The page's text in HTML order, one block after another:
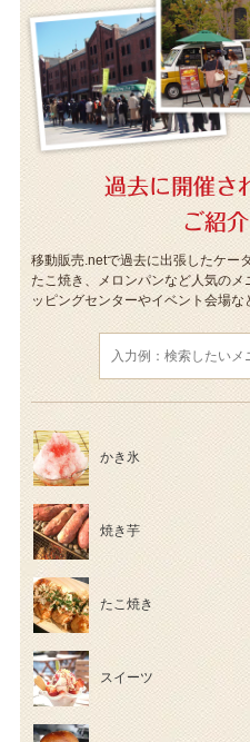
過去に開催さ
ご紹
移動販売.netで過去に出張したケー
たこ焼き、メロンパンなど人気のメ
ッピングセンターやイベント会場な
かき氷
焼き芋
たこ焼き
スイーツ